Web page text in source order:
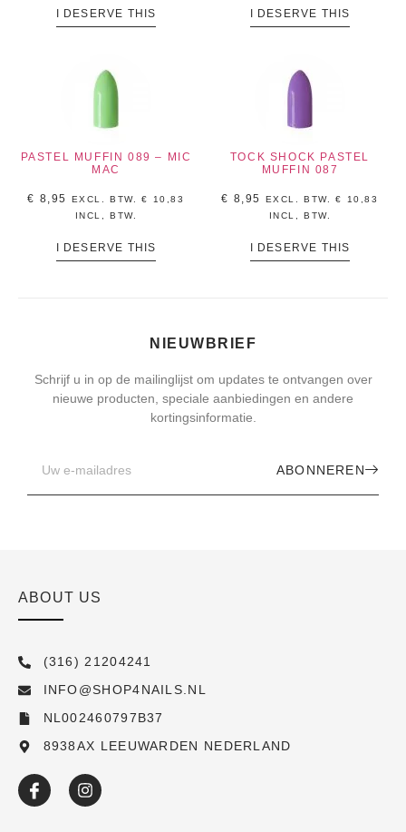
I DESERVE THIS I DESERVE THIS
PASTEL MUFFIN 089 – MIC
MAC
€ 8,95 EXCL. BTW.€
10,83
INCL, BTW.
I DESERVE THIS
TOCK SHOCK PASTEL
MUFFIN 087
€ 8,95 EXCL. BTW.€
10,83
INCL, BTW.
I DESERVE THIS
NIEUWBRIEF
Schrijf u in op de mailinglijst om updates te ontvangen over
nieuwe producten, speciale aanbiedingen en andere
kortingsinformatie.
ABONNEREN
ABOUT US
(316) 21204241
INFO@SHOP4NAILS.NL
NL002460797B37
8938AX LEEUWARDEN NEDERLAND